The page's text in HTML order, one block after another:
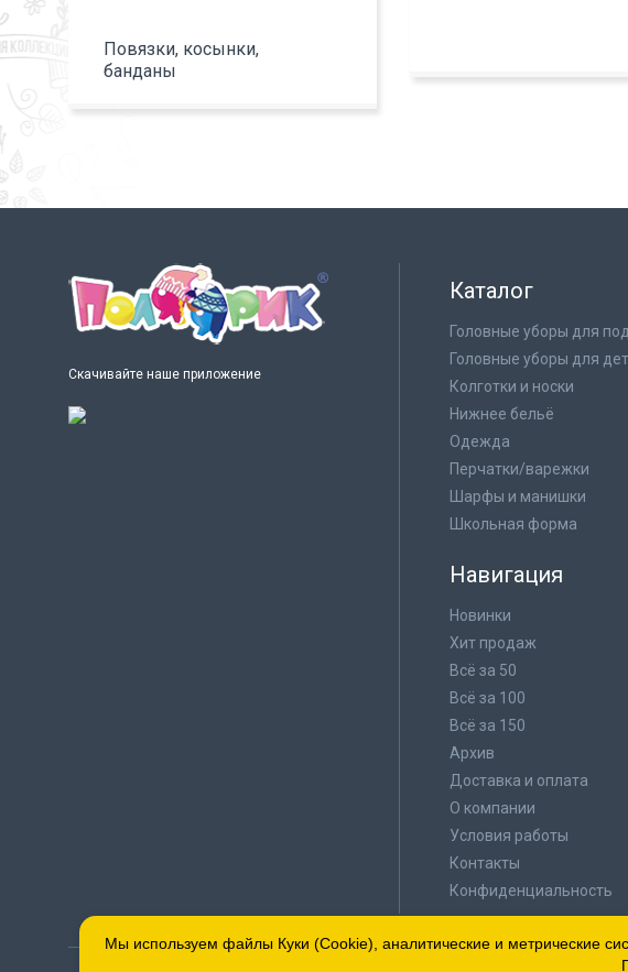
Повязки, косынки,
банданы
Скачивайте наше приложение
Каталог
Головные уборы для
Головные уборы для
Колготки и носки
Нижнее бельё
Одежда
Перчатки/варежки
Шарфы и манишки
Школьная форма
Навигация
Новинки
Хит продаж
Всё за 50
Всё за 100
Всё за 150
Архив
Доставка и оплата
О компании
Условия работы
Контакты
Конфиденциальность
Мы используем файлы Куки (Cookie), аналитические и метрические